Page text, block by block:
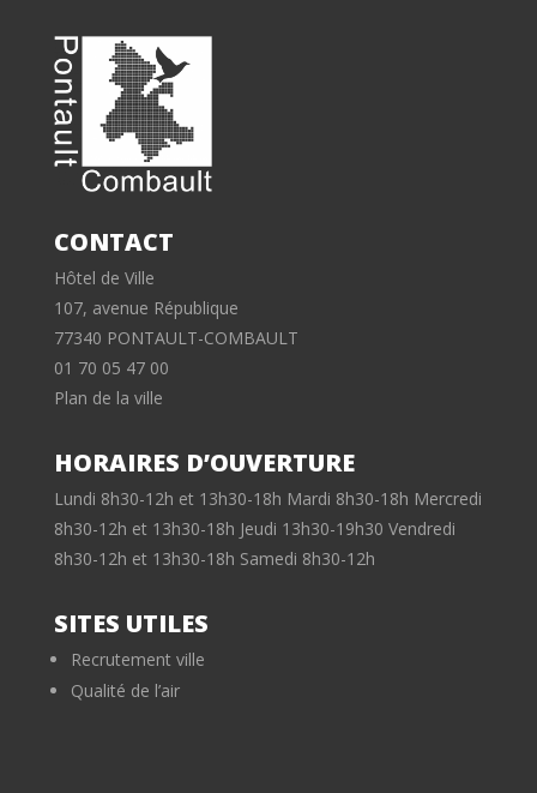
CONTACT
Hôtel de Ville
107, avenue République
77340 PONTAULT-COMBAULT
01 70 05 47 00
Plan de la ville
HORAIRES D’OUVERTURE
Lundi 8h30-12h et 13h30-18h Mardi 8h30-18h Mercredi
8h30-12h et 13h30-18h Jeudi 13h30-19h30 Vendredi
8h30-12h et 13h30-18h Samedi 8h30-12h
SITES UTILES
Recrutement ville
Qualité de l’air